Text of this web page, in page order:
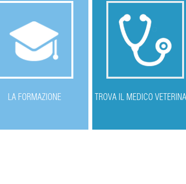
LA FORMAZIONE TROVA IL MEDICO